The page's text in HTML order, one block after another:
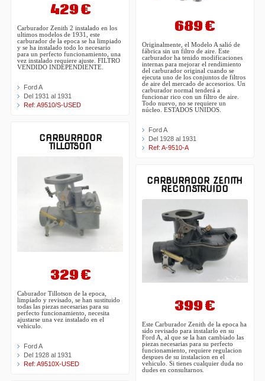
429 €
Carburador Zenith 2 instalado en los
ultimos modelos de 1931, este
carburador de la epoca se ha limpiado
y se ha instalado todo lo necesario
para un perfecto funcionamiento, una
vez instalado requiere ajuste. FILTRO
VENDIDO INDEPENDIENTE.
Ford A
Del 1931 al 1931
Ref: A9510/S-USED
CARBURADOR
TILLOTSON
329 €
Caburador Tillotson de la epoca,
limpiado y revisado, se han sustituido
todas las piezas necesarias para su
perfecto funcionamiento, necesita
ajustarse una vez instalado en el
vehiculo.
Ford A
Del 1928 al 1931
Ref: A9510X-USED
689 €
Originalmente, el Modelo A salió de
fábrica sin un filtro de aire. Este
carburador ha tenido modificaciones
internas para mejorar el rendimiento
del carburador original cuando se
ejecuta uno de los conjuntos de filtros
de aire del mercado de accesorios. Un
carburador normal tenderá a
funcionar rico con un filtro de aire.
Todo nuevo, no se requiere un
núcleo. ESTADOS UNIDOS.
Ford A
Del 1928 al 1931
Ref: A-9510-A
CARBURADOR ZENITH
RECONSTRUIDO
399 €
Este Carburador Zenith de la epoca ha
sido revisado para instalarlo en su
Ford A, al que se la han cambiado las
piezas necesarias para su perfecto
funcionamiento, requiere regulacion
despues de su instalacion en el
vehiculo. Si tienes cualquier duda no
dudes en consultarnos.